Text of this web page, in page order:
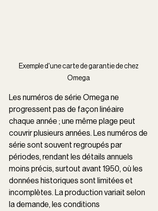
Exemple d'une carte de garantie de chez
Omega
Les numéros de série Omega ne
progressent pas de façon linéaire
chaque année ; une même plage peut
couvrir plusieurs années. Les numéros de
série sont souvent regroupés par
périodes, rendant les détails annuels
moins précis, surtout avant 1950, où les
données historiques sont limitées et
incomplètes. La production variait selon
la demande, les conditions